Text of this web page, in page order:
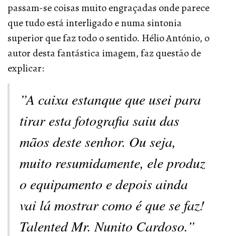
passam-se coisas muito engraçadas onde parece
que tudo está interligado e numa sintonia
superior que faz todo o sentido. Hélio António, o
autor desta fantástica imagem, faz questão de
explicar:
”A caixa estanque que usei para
tirar esta fotografia saiu das
mãos deste senhor. Ou seja,
muito resumidamente, ele produz
o equipamento e depois ainda
vai lá mostrar como é que se faz!
Talented Mr. Nunito Cardoso.”